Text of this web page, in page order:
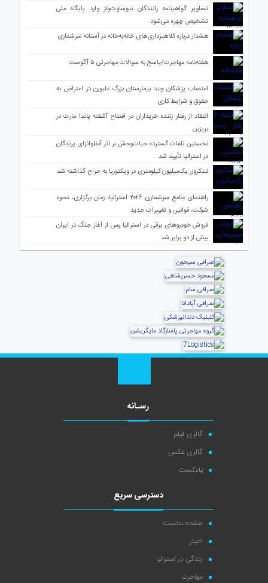
تصاویر گواهینامه رانندگان نیوساوت‌ولز وارد پایگاه ملی
تشخیص چهره می‌شود
هشدار درباره کلاهبرداری‌های خانه‌به‌خانه در آستانه سرشماری
هفته‌نامه مهاجرت/پاسخ به سوالات مهاجرتی ۵ آگوست
اعتصاب پزشکان چند بیمارستان بزرگ ملبورن در اعتراض به
حقوق و شرایط کاری
انتقاد از رفتار زننده خریداران در افتتاح آشفته پاندا مارت در
بریزبن
نخستین تلفات گسترده حیات‌وحش بر اثر آنفلوانزای پرندگان
در استرالیا تأیید شد
لندکروزر یک‌میلیون کیلومتری در ویکتوریا به حراج گذاشته شد
راهنمای جامع سرشماری ۲۰۲۶ استرالیا؛ زمان برگزاری، نحوه
شرکت، قوانین و تغییرات جدید
فروش خودروهای برقی در استرالیا پس از آغاز جنگ در ایران
بیش از دو برابر شد
رسـانه
گالری فیلم
گالری عکس
پادکست
دسترسی سریع
صفحه نخست
اخبار
زندگی در استرالیا
مهاجرت